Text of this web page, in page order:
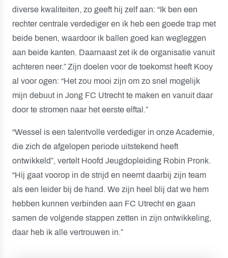
diverse kwaliteiten, zo geeft hij zelf aan: “Ik ben een
rechter centrale verdediger en ik heb een goede trap met
beide benen, waardoor ik ballen goed kan wegleggen
aan beide kanten. Daarnaast zet ik de organisatie vanuit
achteren neer.” Zijn doelen voor de toekomst heeft Kooy
al voor ogen: “Het zou mooi zijn om zo snel mogelijk
mijn debuut in Jong FC Utrecht te maken en vanuit daar
door te stromen naar het eerste elftal.”
“Wessel is een talentvolle verdediger in onze Academie,
die zich de afgelopen periode uitstekend heeft
ontwikkeld”, vertelt Hoofd Jeugdopleiding Robin Pronk.
“Hij gaat voorop in de strijd en neemt daarbij zijn team
als een leider bij de hand. We zijn heel blij dat we hem
hebben kunnen verbinden aan FC Utrecht en gaan
samen de volgende stappen zetten in zijn ontwikkeling,
daar heb ik alle vertrouwen in.”